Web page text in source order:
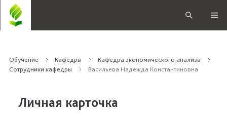
Обучение Кафедры
Кафедра экономического анализа
Сотрудники кафедры
Васильева Надежда Константиновна
Личная карточка